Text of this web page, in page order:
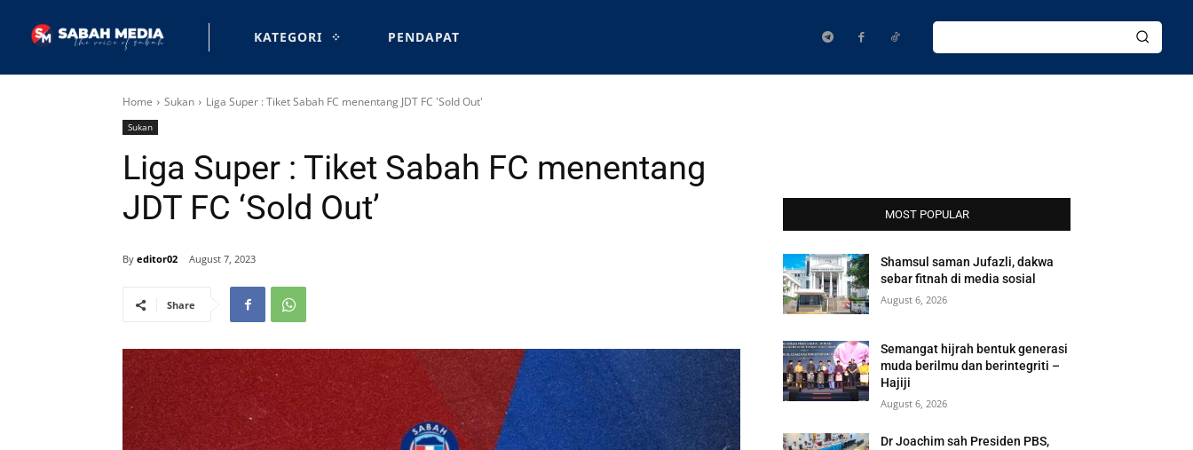
KATEGORI PENDAPAT
Home Sukan Liga Super : Tiket Sabah FC menentang JDT FC 'Sold Out'
Sukan
Liga Super : Tiket Sabah FC menentang
JDT FC ‘Sold Out’
By editor02 August 7, 2023
Share
MOST POPULAR
Shamsul saman Jufazli, dakwa
sebar fitnah di media sosial
August 6, 2026
Semangat hijrah bentuk generasi
muda berilmu dan berintegriti –
Hajiji
August 6, 2026
Dr Joachim sah Presiden PBS,